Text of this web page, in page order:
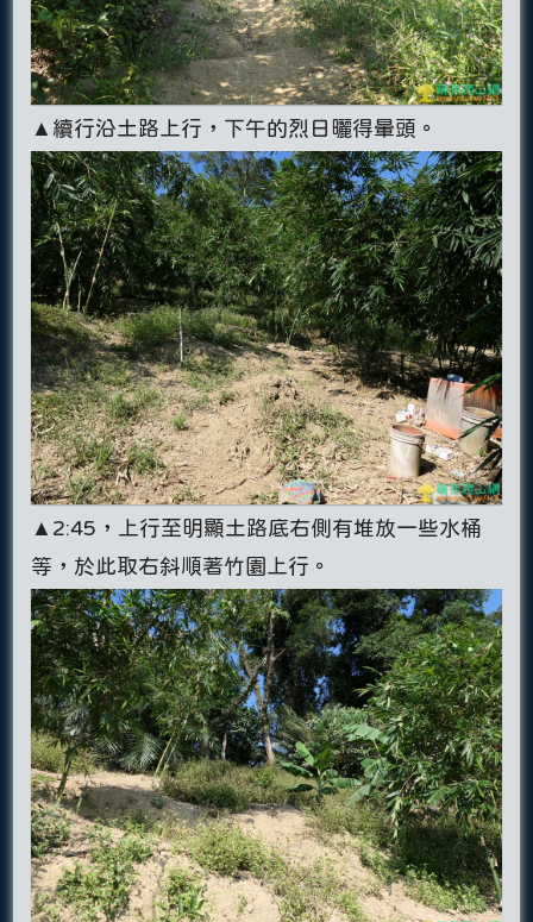
▲續行沿土路上行，下午的烈日曬得暈頭。
▲2:45，上行至明顯土路底右側有堆放一些水桶
等，於此取右斜順著竹園上行。